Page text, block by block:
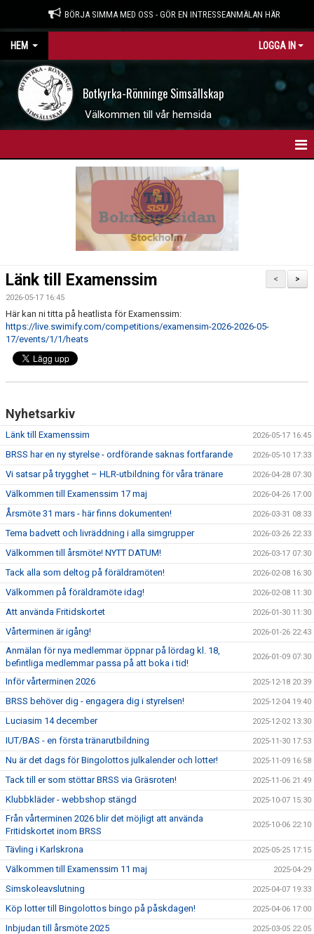
BÖRJA SIMMA MED OSS - GÖR EN INTRESSEANMÄLAN HÄR
HEM LOGGA IN
Botkyrka-Rönninge Simsällskap
Välkommen till vår hemsida
INTRESSEANMÄLAN
NYHETER
KALENDER
BILDGALLERI
DOKUMENT
>
<
Länk till Examenssim
2026-05-17 16:45
Här kan ni titta på heatlista för Examenssim:
https://live.swimify.com/competitions/examensim-2026-2026-05-
17/events/1/1/heats
Nyhetsarkiv
Länk till Examenssim 2026-05-17 16:45
BRSS har en ny styrelse - ordförande saknas fortfarande 2026-05-10 17:33
Vi satsar på trygghet – HLR-utbildning för våra tränare 2026-04-28 07:30
Välkommen till Examenssim 17 maj 2026-04-26 17:00
Årsmöte 31 mars - här finns dokumenten! 2026-03-31 08:33
Tema badvett och livräddning i alla simgrupper 2026-03-26 22:33
Välkommen till årsmöte! NYTT DATUM! 2026-03-17 07:30
Tack alla som deltog på föräldramöten! 2026-02-08 16:30
Välkommen på föräldramöte idag! 2026-02-08 11:30
Att använda Fritidskortet 2026-01-30 11:30
Vårterminen är igång! 2026-01-26 22:43
Anmälan för nya medlemmar öppnar på lördag kl. 18,
befintliga medlemmar passa på att boka i tid!
2026-01-09 07:30
Inför vårterminen 2026 2025-12-18 20:39
BRSS behöver dig - engagera dig i styrelsen! 2025-12-04 19:40
Luciasim 14 december 2025-12-02 13:30
IUT/BAS - en första tränarutbildning 2025-11-30 17:53
Nu är det dags för Bingolottos julkalender och lotter! 2025-11-09 16:58
Tack till er som stöttar BRSS via Gräsroten! 2025-11-06 21:49
Klubbkläder - webbshop stängd 2025-10-07 15:30
Från vårterminen 2026 blir det möjligt att använda
Fritidskortet inom BRSS
2025-10-06 22:10
Tävling i Karlskrona 2025-05-25 17:15
Välkommen till Examenssim 11 maj 2025-04-29
Simskoleavslutning 2025-04-07 19:33
Köp lotter till Bingolottos bingo på påskdagen! 2025-04-06 17:00
Inbjudan till årsmöte 2025 2025-03-05 22:05